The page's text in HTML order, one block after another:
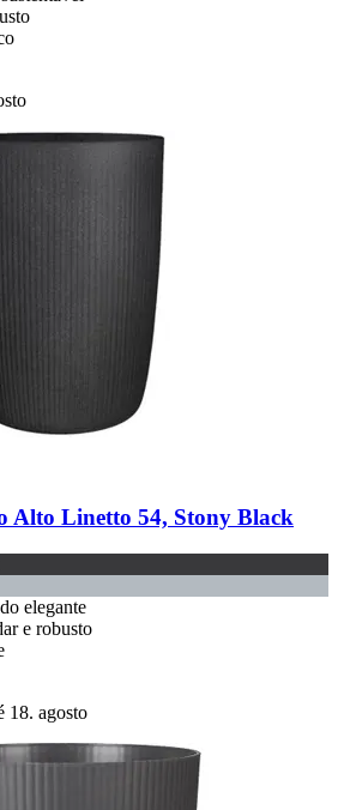
Alto Linetto 54, Stony Black
elegante
e robusto
18. agosto